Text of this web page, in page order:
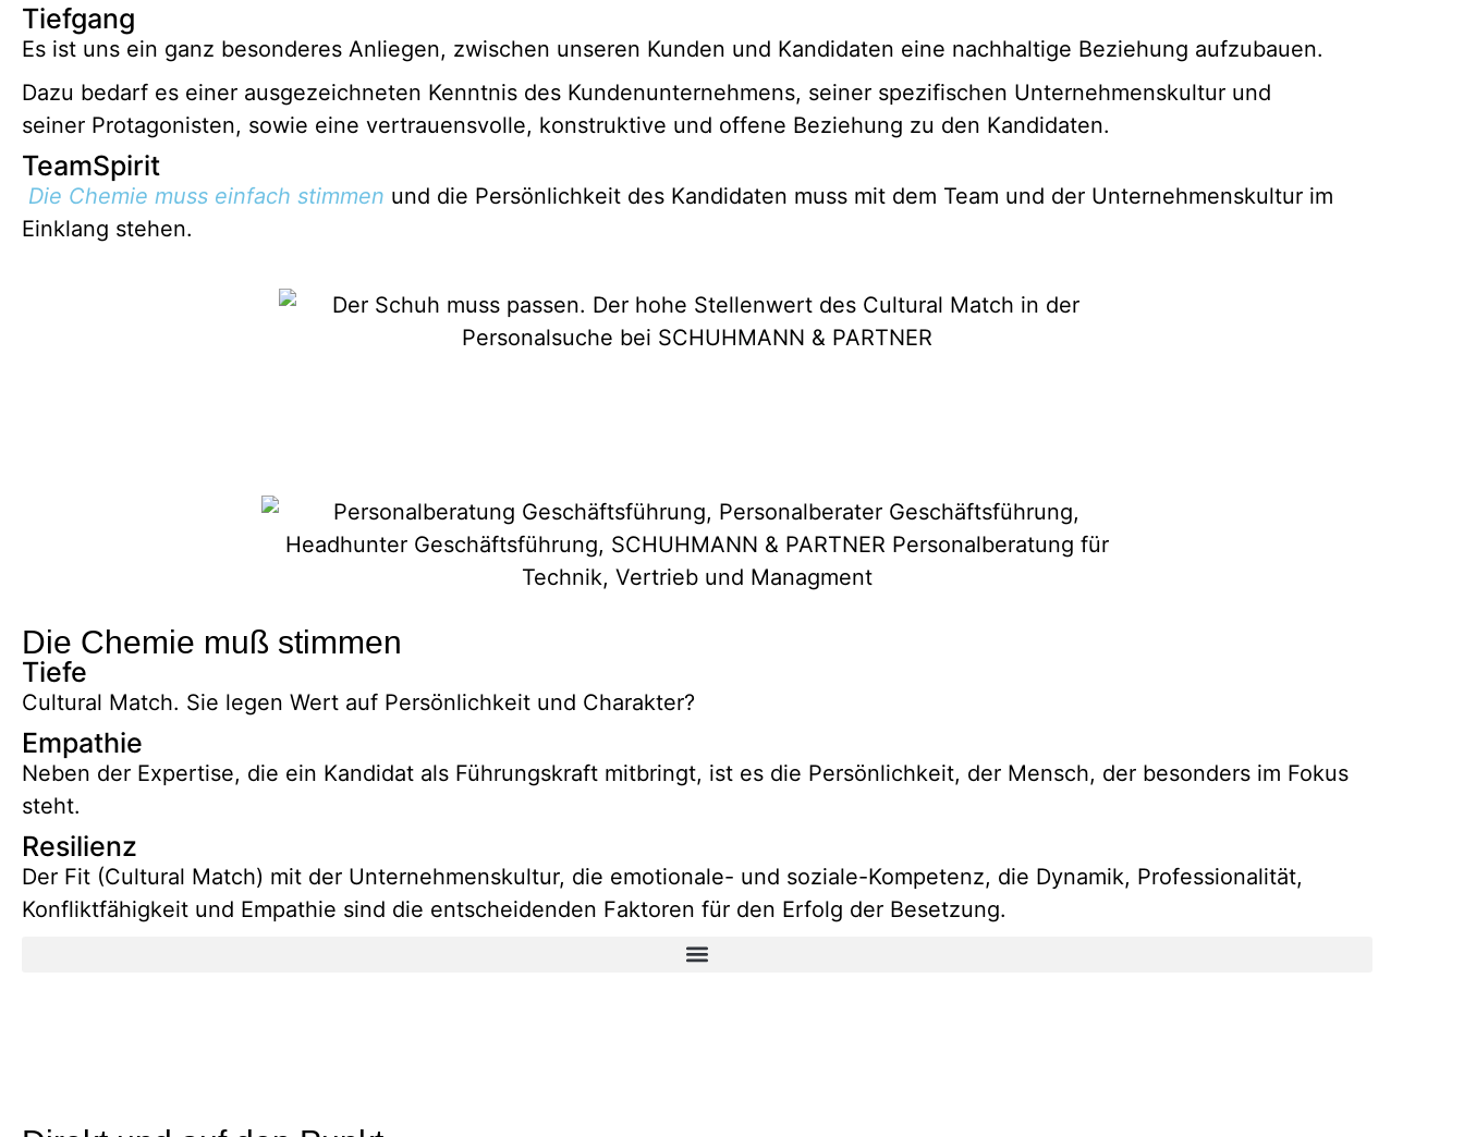
Tiefgang
Es ist uns ein ganz besonderes Anliegen, zwischen unseren Kunden und Kandidaten eine nachhaltige Beziehung aufzubauen.
Dazu bedarf es einer ausgezeichneten Kenntnis des Kundenunternehmens, seiner spezifischen Unternehmenskultur und
seiner Protagonisten, sowie eine vertrauensvolle, konstruktive und offene Beziehung zu den Kandidaten.
TeamSpirit
Die Chemie muss einfach stimmen und die Persönlichkeit des Kandidaten muss mit dem Team und der Unternehmenskultur im
Einklang stehen.
Die Chemie muß stimmen
Tiefe
Cultural Match. Sie legen Wert auf Persönlichkeit und Charakter?
Empathie
Neben der Expertise, die ein Kandidat als Führungskraft mitbringt, ist es die Persönlichkeit, der Mensch, der besonders im Fokus
steht.
Resilienz
Der Fit (Cultural Match) mit der Unternehmenskultur, die emotionale- und soziale-Kompetenz, die Dynamik, Professionalität,
Konfliktfähigkeit und Empathie sind die entscheidenden Faktoren für den Erfolg der Besetzung.